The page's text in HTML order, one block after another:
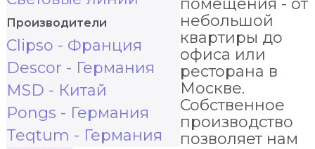
Производители
Clipso - Франция
Descor - Германия
MSD - Китай
Pongs - Германия
Teqtum - Германия
помещения - от
небольшой
квартиры до
офиса или
ресторана в
Москве.
Собственное
производство
позволяет нам